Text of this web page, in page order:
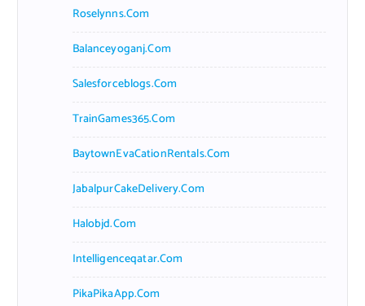
Roselynns.com
Balanceyoganj.com
Salesforceblogs.com
TrainGames365.com
BaytownEvaCationRentals.com
JabalpurCakeDelivery.com
Halobjd.com
Intelligenceqatar.com
PikaPikaApp.com